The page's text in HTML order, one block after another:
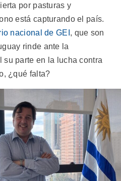
por pasturas y
está capturando el país.
nacional de GEI , que son
rinde ante la
parte en la lucha contra
¿qué falta?